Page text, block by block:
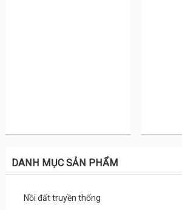
DANH MỤC SẢN PHẨM
Nồi đất truyền thống